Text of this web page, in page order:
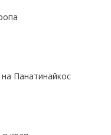
Панатинайкос